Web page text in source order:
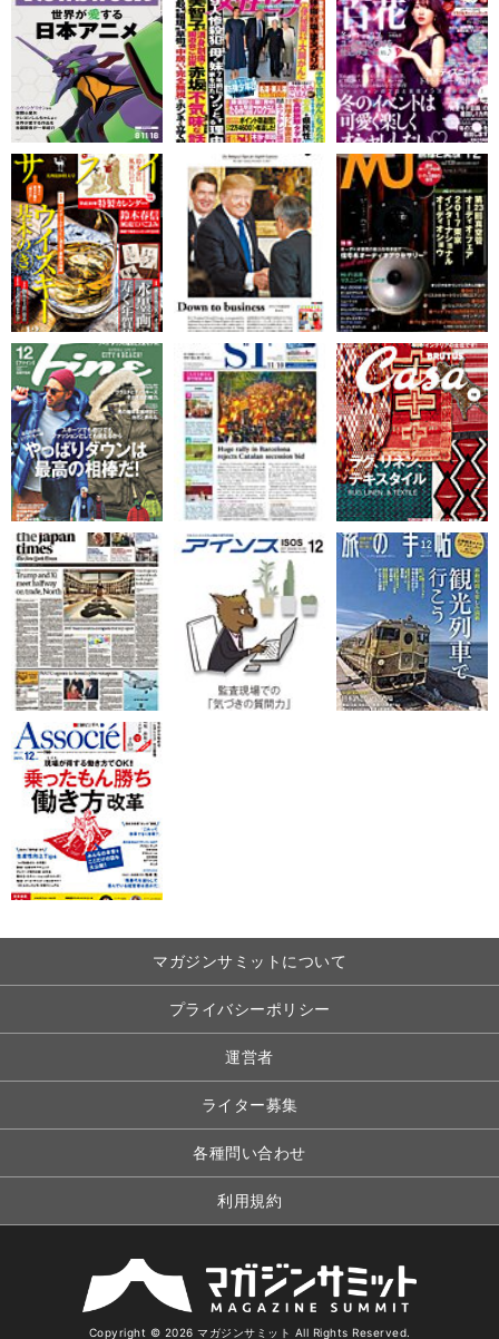
マガジンサミットについて
プライバシーポリシー
運営者
ライター募集
各種問い合わせ
利用規約
Copyright © 2026 マガジンサミット All Rights Reserved.